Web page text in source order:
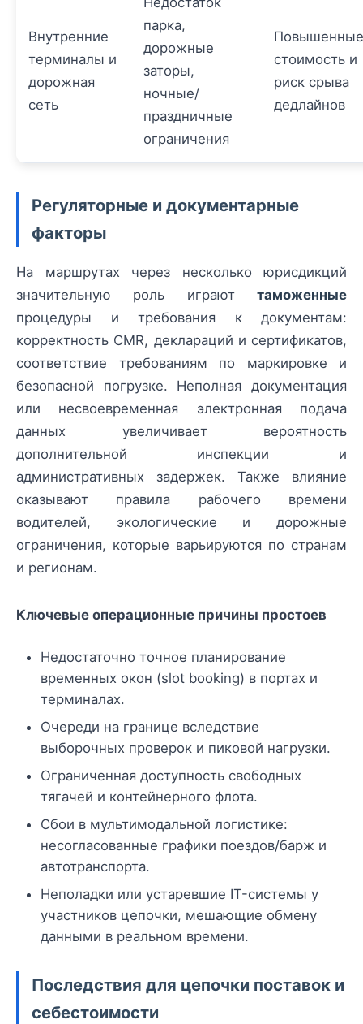
Внутренние
терминалы и
дорожная
сеть
парка,
дорожные
заторы,
ночные/
праздничные
ограничения
Повышенные
стоимость и
риск срыва
дедлайнов
Регуляторные и документарные
факторы
На маршрутах через несколько юрисдикций
значительную роль играют таможенные
процедуры и требования к документам:
корректность CMR, деклараций и сертификатов,
соответствие требованиям по маркировке и
безопасной погрузке. Неполная документация
или несвоевременная электронная подача
данных увеличивает вероятность
дополнительной инспекции и
административных задержек. Также влияние
оказывают правила рабочего времени
водителей, экологические и дорожные
ограничения, которые варьируются по странам
и регионам.
Ключевые операционные причины простоев
Недостаточно точное планирование
временных окон (slot booking) в портах и
терминалах.
Очереди на границе вследствие
выборочных проверок и пиковой нагрузки.
Ограниченная доступность свободных
тягачей и контейнерного флота.
Сбои в мультимодальной логистике:
несогласованные графики поездов/барж и
автотранспорта.
Неполадки или устаревшие IT-системы у
участников цепочки, мешающие обмену
данными в реальном времени.
Последствия для цепочки поставок и
себестоимости